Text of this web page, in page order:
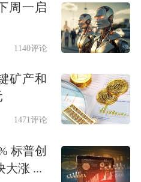
周一启
1140评论
矿产和
1471评论
标普创
大涨 ...